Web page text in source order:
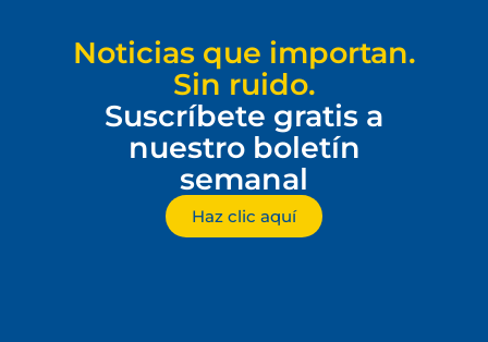
Noticias que importan.
Sin ruido.
Suscríbete gratis a
nuestro boletín
semanal
Haz clic aquí